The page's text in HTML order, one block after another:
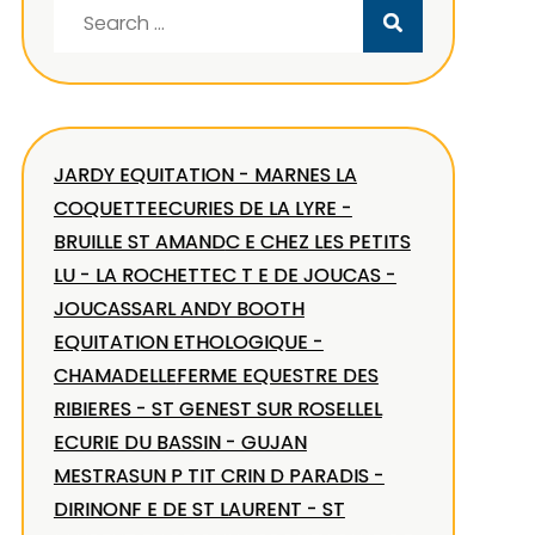
JARDY EQUITATION - MARNES LA
COQUETTEECURIES DE LA LYRE -
BRUILLE ST AMANDC E CHEZ LES PETITS
LU - LA ROCHETTEC T E DE JOUCAS -
JOUCASSARL ANDY BOOTH
EQUITATION ETHOLOGIQUE -
CHAMADELLEFERME EQUESTRE DES
RIBIERES - ST GENEST SUR ROSELLEL
ECURIE DU BASSIN - GUJAN
MESTRASUN P TIT CRIN D PARADIS -
DIRINONF E DE ST LAURENT - ST